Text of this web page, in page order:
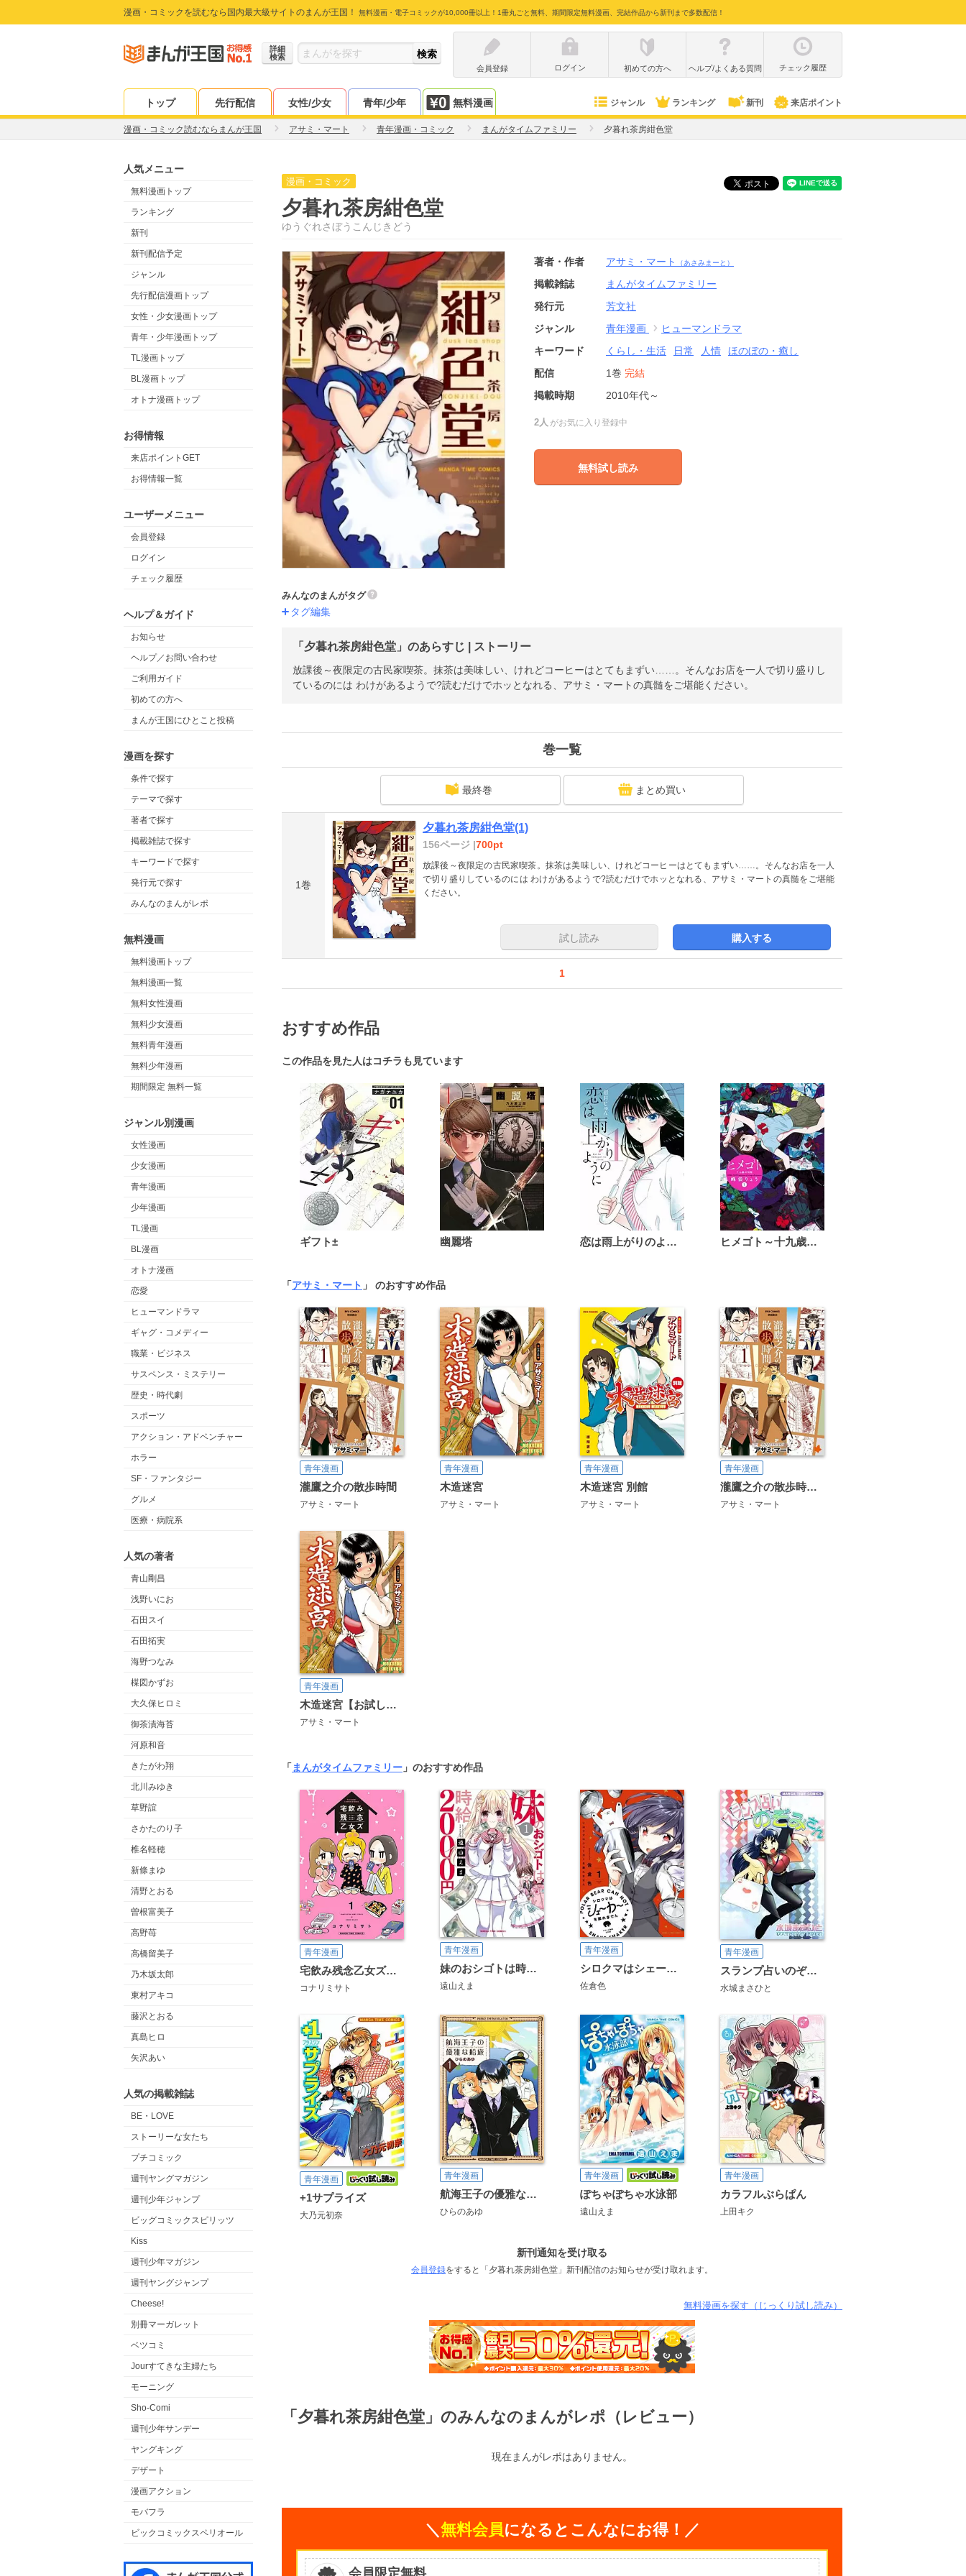
漫画・コミックを読むなら国内最大級サイトのまんが王国！ 無料漫画・電子コミックが10,000冊以上！1冊丸ごと無料、期間限定無料漫画、完結作品から新刊まで多数配信！
詳細
検索
会員登録
ログイン 初めての方へ ヘルプ/よくある質問 チェック履歴
トップ 先行配信 女性/少女 青年/少年 無料漫画 ジャンル ランキング 新刊 来店ポイント
漫画・コミック読むならまんが王国 アサミ・マート 青年漫画・コミック まんがタイムファミリー 夕暮れ茶房紺色堂
人気メニュー
無料漫画トップ
ランキング
新刊
新刊配信予定
ジャンル
先行配信漫画トップ
女性・少女漫画トップ
青年・少年漫画トップ
TL漫画トップ
BL漫画トップ
オトナ漫画トップ
お得情報
来店ポイントGET
お得情報一覧
ユーザーメニュー
会員登録
ログイン
チェック履歴
ヘルプ＆ガイド
お知らせ
ヘルプ／お問い合わせ
ご利用ガイド
初めての方へ
まんが王国にひとこと投稿
漫画を探す
条件で探す
テーマで探す
著者で探す
掲載雑誌で探す
キーワードで探す
発行元で探す
みんなのまんがレポ
無料漫画
無料漫画トップ
無料漫画一覧
無料女性漫画
無料少女漫画
無料青年漫画
無料少年漫画
期間限定 無料一覧
ジャンル別漫画
女性漫画
少女漫画
青年漫画
少年漫画
TL漫画
BL漫画
オトナ漫画
恋愛
ヒューマンドラマ
ギャグ・コメディー
職業・ビジネス
サスペンス・ミステリー
歴史・時代劇
スポーツ
アクション・アドベンチャー
ホラー
SF・ファンタジー
グルメ
医療・病院系
人気の著者
青山剛昌
浅野いにお
石田スイ
石田拓実
海野つなみ
楳図かずお
大久保ヒロミ
御茶漬海苔
河原和音
きたがわ翔
北川みゆき
草野誼
さかたのり子
椎名軽穂
新條まゆ
清野とおる
曽根富美子
高野苺
高橋留美子
乃木坂太郎
東村アキコ
藤沢とおる
真島ヒロ
矢沢あい
人気の掲載雑誌
BE・LOVE
ストーリーな女たち
プチコミック
週刊ヤングマガジン
週刊少年ジャンプ
ビッグコミックスピリッツ
Kiss
週刊少年マガジン
週刊ヤングジャンプ
Cheese!
別冊マーガレット
ベツコミ
Jourすてきな主婦たち
モーニング
Sho-Comi
週刊少年サンデー
ヤングキング
デザート
漫画アクション
モバフラ
ビックコミックスペリオール
漫画・コミック
夕暮れ茶房紺色堂
ゆうぐれさぼうこんじきどう
著者・作者 アサミ・マート （あさみまーと）
掲載雑誌
まんがタイムファミリー
発行元
芳文社
ジャンル
青年漫画
ヒューマンドラマ
キーワード
くらし・生活 日常 人情
ほのぼの・癒し
配信
1巻 完結
掲載時期
2010年代～
2人 がお気に入り登録中
無料試し読み
みんなのまんがタグ
タグ編集
「夕暮れ茶房紺色堂」のあらすじ | ストーリー
放課後～夜限定の古民家喫茶。抹茶は美味しい、けれどコーヒーはとてもまずい……。そんなお店を一人で切り盛りし
ているのには わけがあるようで?読むだけでホッとなれる、アサミ・マートの真髄をご堪能ください。
巻一覧
最終巻 まとめ買い
1巻
夕暮れ茶房紺色堂(1)
156ページ |700pt
放課後～夜限定の古民家喫茶。抹茶は美味しい、けれどコーヒーはとてもまずい……。そんなお店を一人
で切り盛りしているのには わけがあるようで?読むだけでホッとなれる、アサミ・マートの真髄をご堪能
ください。
試し読み 購入する
1
おすすめ作品
この作品を見た人はコチラも見ています
ギフト± 幽麗塔 恋は雨上がりのように ヒメゴト～十九歳の制服～
「アサミ・マート 」 のおすすめ作品
青年漫画
瀧鷹之介の散歩時間
アサミ・マート
青年漫画
木造迷宮
アサミ・マート
青年漫画
木造迷宮 別館
アサミ・マート
青年漫画
瀧鷹之介の散歩時間【お試し版】
アサミ・マート
青年漫画
木造迷宮【お試し版】
アサミ・マート
「まんがタイムファミリー 」のおすすめ作品
青年漫画
宅飲み残念乙女ズ（電子再編集版）
コナリミサト
青年漫画
妹のおシゴトは時給2000円
遠山えま
青年漫画
シロクマはシェーカーを振れません
佐倉色
青年漫画
スランプ占いのぞみさん
水城まさひと
青年漫画
+1サプライズ
大乃元初奈
青年漫画
航海王子の優雅な船旅
ひらのあゆ
青年漫画
ぽちゃぽちゃ水泳部
遠山えま
青年漫画
カラフルぶらぱん
上田キク
新刊通知を受け取る
会員登録をすると「夕暮れ茶房紺色堂」新刊配信のお知らせが受け取れます。
無料漫画を探す（じっくり試し読み）
「夕暮れ茶房紺色堂」のみんなのまんがレポ（レビュー）
現在まんがレポはありません。
＼ 無料会員になるとこんなにお得！／